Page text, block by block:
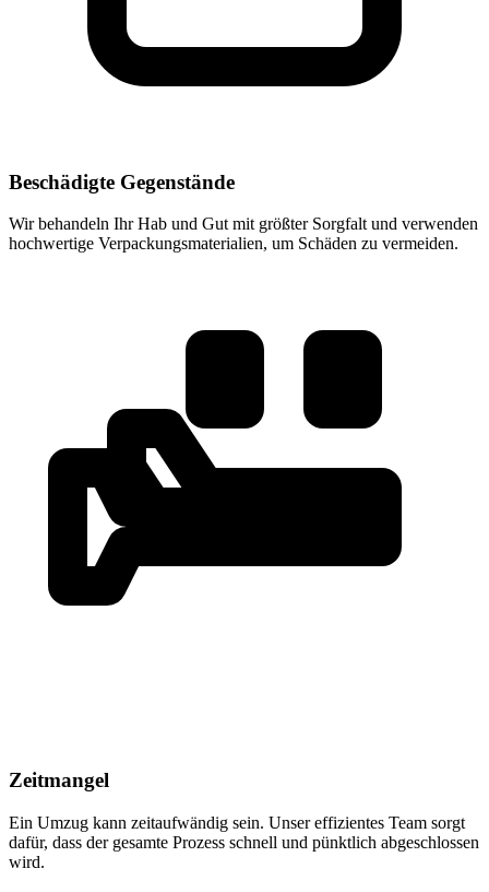
Beschädigte Gegenstände
Wir behandeln Ihr Hab und Gut mit größter Sorgfalt und verwenden
hochwertige Verpackungsmaterialien, um Schäden zu vermeiden.
Zeitmangel
Ein Umzug kann zeitaufwändig sein. Unser effizientes Team sorgt
dafür, dass der gesamte Prozess schnell und pünktlich abgeschlossen
wird.